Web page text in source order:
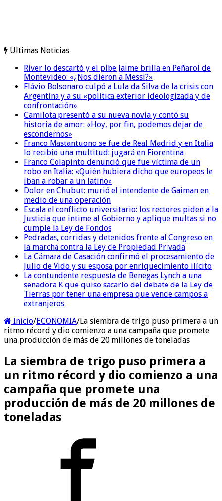
Ultimas Noticias
River lo descartó y el pibe Jaime brilla en Peñarol de
Montevideo: «¿Nos dieron a Messi?»
Flávio Bolsonaro culpó a Lula da Silva de la crisis con
Argentina y a su «política exterior ideologizada y de
confrontación»
Camilota presentó a su nueva novia y contó su
historia de amor: «Hoy, por fin, podemos dejar de
escondernos»
Franco Mastantuono se fue de Real Madrid y en Italia
lo recibió una multitud: jugará en Fiorentina
Franco Colapinto denunció que fue víctima de un
robo en Italia: «Quién hubiera dicho que europeos le
iban a robar a un latino»
Dolor en Chubut: murió el intendente de Gaiman en
medio de una operación
Escala el conflicto universitario: los rectores piden a la
Justicia que intime al Gobierno y aplique multas si no
cumple la Ley de Fondos
Pedradas, corridas y detenidos frente al Congreso en
la marcha contra la Ley de Propiedad Privada
La Cámara de Casación confirmó el procesamiento de
Julio de Vido y su esposa por enriquecimiento ilícito
La contundente respuesta de Benegas Lynch a una
senadora K que quiso sacarlo del debate de la Ley de
Tierras por tener una empresa que vende campos a
extranjeros
Inicio/ECONOMIA/La siembra de trigo puso primera a un
ritmo récord y dio comienzo a una campaña que promete
una producción de más de 20 millones de toneladas
La siembra de trigo puso primera a
un ritmo récord y dio comienzo a una
campaña que promete una
producción de más de 20 millones de
toneladas